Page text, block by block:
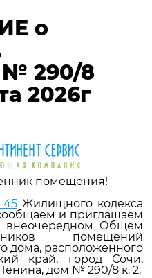
о
290/8
2026г
помещения!
45 Жилищного кодекса
и приглашаем
внеочередном Общем
помещений
дома, расположенного
край, город Сочи,
дом № 290/8 к. 2.